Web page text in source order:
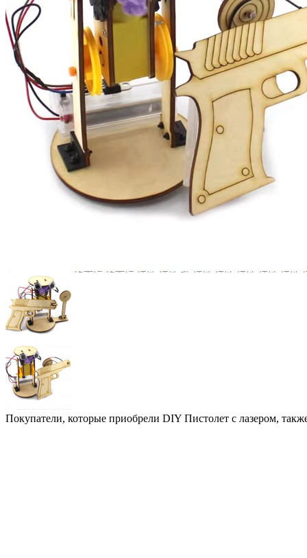
Покупатели, которые приобрели DIY Пистолет с лазером,